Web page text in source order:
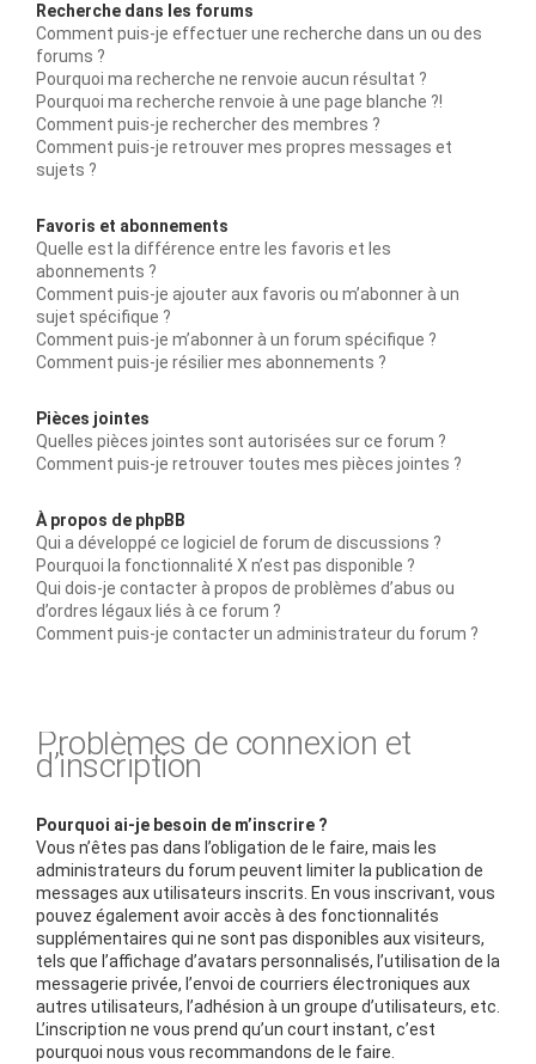
Recherche dans les forums
Comment puis-je effectuer une recherche dans un ou des
forums ?
Pourquoi ma recherche ne renvoie aucun résultat ?
Pourquoi ma recherche renvoie à une page blanche ?!
Comment puis-je rechercher des membres ?
Comment puis-je retrouver mes propres messages et
sujets ?
Favoris et abonnements
Quelle est la différence entre les favoris et les
abonnements ?
Comment puis-je ajouter aux favoris ou m’abonner à un
sujet spécifique ?
Comment puis-je m’abonner à un forum spécifique ?
Comment puis-je résilier mes abonnements ?
Pièces jointes
Quelles pièces jointes sont autorisées sur ce forum ?
Comment puis-je retrouver toutes mes pièces jointes ?
À propos de phpBB
Qui a développé ce logiciel de forum de discussions ?
Pourquoi la fonctionnalité X n’est pas disponible ?
Qui dois-je contacter à propos de problèmes d’abus ou
d’ordres légaux liés à ce forum ?
Comment puis-je contacter un administrateur du forum ?
Problèmes de connexion et
d’inscription
Pourquoi ai-je besoin de m’inscrire ?
Vous n’êtes pas dans l’obligation de le faire, mais les
administrateurs du forum peuvent limiter la publication de
messages aux utilisateurs inscrits. En vous inscrivant, vous
pouvez également avoir accès à des fonctionnalités
supplémentaires qui ne sont pas disponibles aux visiteurs,
tels que l’affichage d’avatars personnalisés, l’utilisation de la
messagerie privée, l’envoi de courriers électroniques aux
autres utilisateurs, l’adhésion à un groupe d’utilisateurs, etc.
L’inscription ne vous prend qu’un court instant, c’est
pourquoi nous vous recommandons de le faire.